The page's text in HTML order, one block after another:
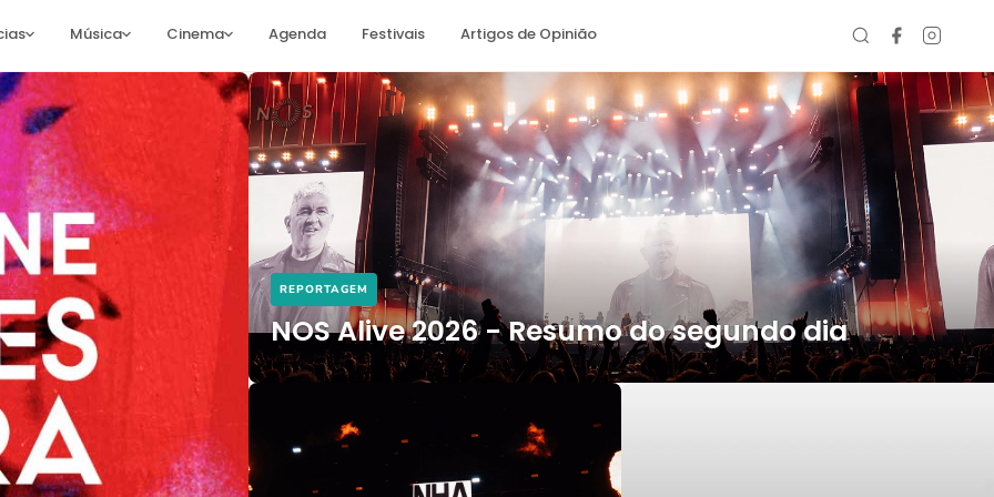
Música Cinema Agenda Festivais Artigos de Opinião
REPORTAGEM
NOS Alive 2026 - Resumo do segundo dia